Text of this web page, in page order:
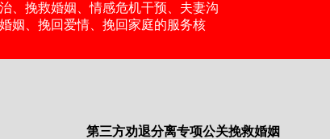
、挽救婚姻、情感危机干预、夫妻沟
姻、挽回爱情、挽回家庭的服务核
第三方劝退分离专项公关挽救婚姻